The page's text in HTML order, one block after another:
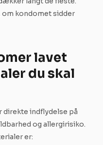
om kondomet sidder
lavet
du skal
direkte indflydelse på
og allergirisiko.
er: